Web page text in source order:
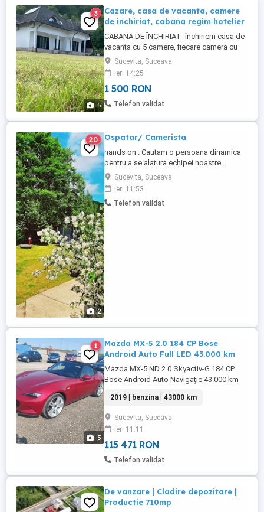
5
3
Cazare, casa de vacanta, camere
de inchiriat, cabana regim hotelier
CABANA DE ÎNCHIRIAT -închiriem casa de
vacanța cu 5 camere, fiecare camera cu
baie proprie -living spațios -bucătărie
complet utilată -foișor cu grătar, plita și
cuptor pe lemne -loc de joaca pentru copii
cu leagăn și trambulina -locație superba
lângă pădure ! Cabana se închiriază in
Sucevita, Suceava
ieri 14:25
1 500 RON
Telefon validat
2
20 Ospatar/ Camerista
hands on . Cautam o persoana dinamica
pentru a se alatura echipei noastre .
Sucevita, Suceava
ieri 11:53
Telefon validat
5
1
Mazda MX-5 2.0 184 CP Bose
Android Auto Full LED 43.000 km
Mazda MX-5 ND 2.0 Skyactiv-G 184 CP
Bose Android Auto Navigație 43.000 km
43.000 km Motorizare: 2.0 Skyactiv-G 184
CP benzină Transmisie: Manuală, 6 trepte
Tracțiune: Spate Normă de poluare: Euro
6d-TEMP Culoare: Soul Red Crystal (Roșu
perlat metalizat) Interior: ...
2019 | benzina | 43000 km
Sucevita, Suceava
ieri 11:11
115 471 RON
Telefon validat
De vanzare | Cladire depozitare |
Productie 710mp